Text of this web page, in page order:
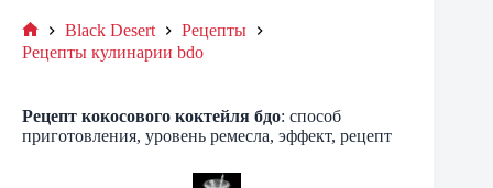
Home
Black Desert
Рецепты
Рецепты кулинарии bdo
Рецепт кокосового коктейля бдо: способ
приготовления, уровень ремесла, эффект, рецепт